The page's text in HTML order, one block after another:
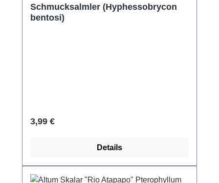
Schmucksalmler (Hyphessobrycon
bentosi)
Regulärer Preis:
3,99 €
Details